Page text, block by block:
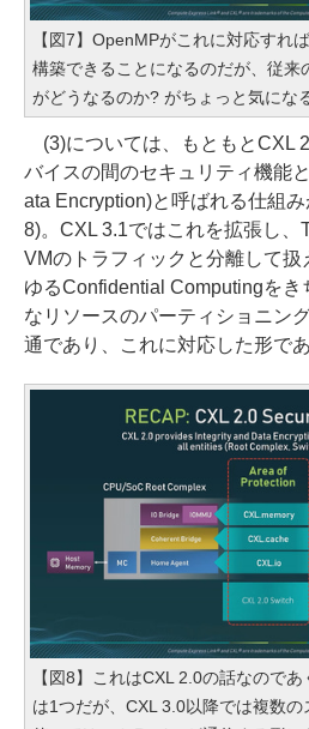
【図7】OpenMPがこれに対応すれ
構築できることになるのだが、従来
がどうなるのか? がちょっと気にな
(3)については、もともとCXL
バイスの間のセキュリティ機能
ata Encryption)と呼ばれる仕組
8)。CXL 3.1ではこれを拡張し、
VMのトラフィックと分離して
ゆるConfidential Computingをき
なリソースのパーティショニン
通であり、これに対応した形であ
【図8】これはCXL 2.0の話なので
は1つだが、CXL 3.0以降では複数